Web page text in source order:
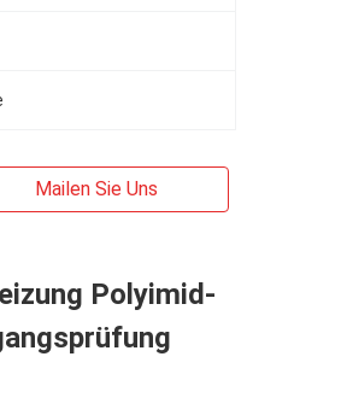
Mailen Sie Uns
Polyimid-